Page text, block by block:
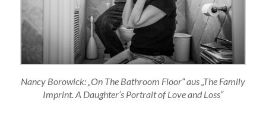
Nancy Borowick: „On The Bathroom Floor“ aus „The Family
Imprint. A Daughter’s Portrait of Love and Loss“